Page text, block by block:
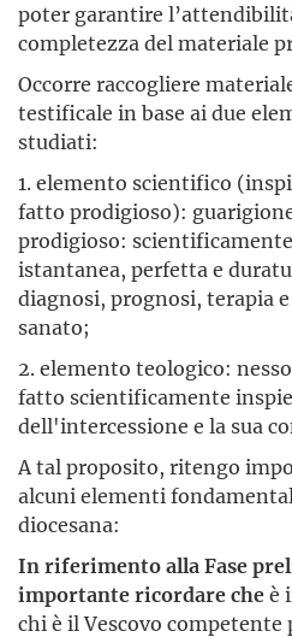
poter garantire
completezza del materiale
Occorre raccogliere
testificale in base ai due
studiati:
1. elemento scientifico
fatto prodigioso):
prodigioso:
istantanea, perfetta e
diagnosi, prognosi, terapia
sanato;
2. elemento teologico:
fatto scientificamente
dell'intercessione e la sua
A tal proposito, ritengo
alcuni elementi
diocesana:
In riferimento alla Fase
importante ricordare cheè
chi è il Vescovo competente